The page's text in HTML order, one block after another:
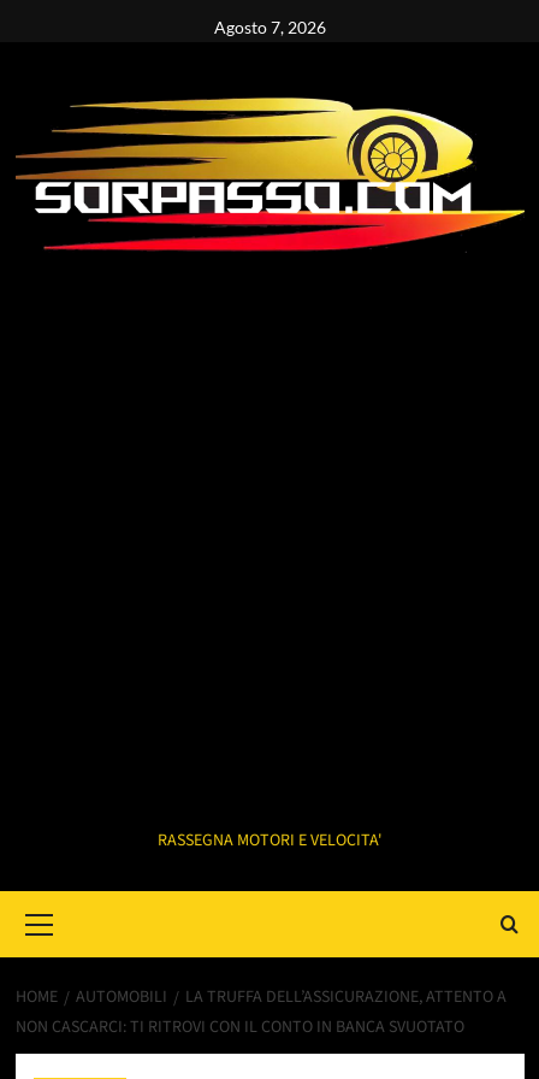
Agosto 7, 2026
RASSEGNA MOTORI E VELOCITA'
Menu
HOME AUTOMOBILI
LA TRUFFA DELL’ASSICURAZIONE, ATTENTO A
NON CASCARCI: TI RITROVI CON IL CONTO IN BANCA SVUOTATO